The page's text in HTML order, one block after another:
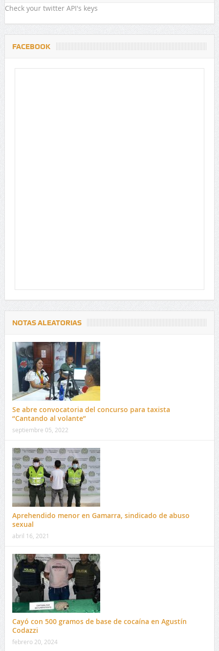
Check your twitter API's keys
FACEBOOK
NOTAS ALEATORIAS
Se abre convocatoria del concurso para taxista
“Cantando al volante”
septiembre 05, 2022
Aprehendido menor en Gamarra, sindicado de abuso
sexual
abril 16, 2021
Cayó con 500 gramos de base de cocaína en Agustín
Codazzi
febrero 20, 2024